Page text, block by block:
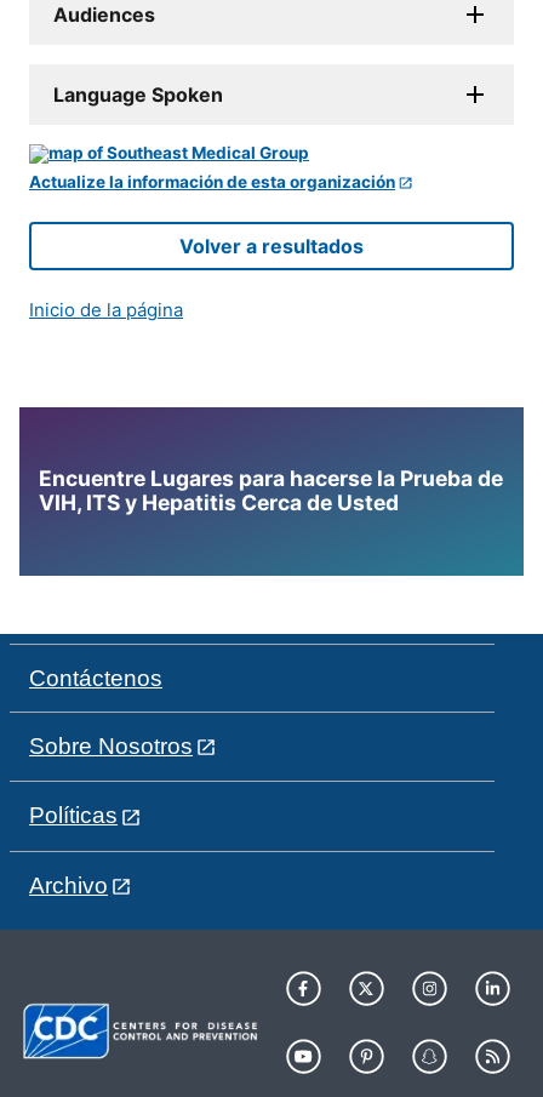
Audiences
Language Spoken
Actualize la información de esta organización
Volver a resultados
Inicio de la página
Encuentre Lugares para hacerse la Prueba de
VIH, ITS y Hepatitis Cerca de Usted
Contáctenos
Sobre Nosotros
Políticas
Archivo